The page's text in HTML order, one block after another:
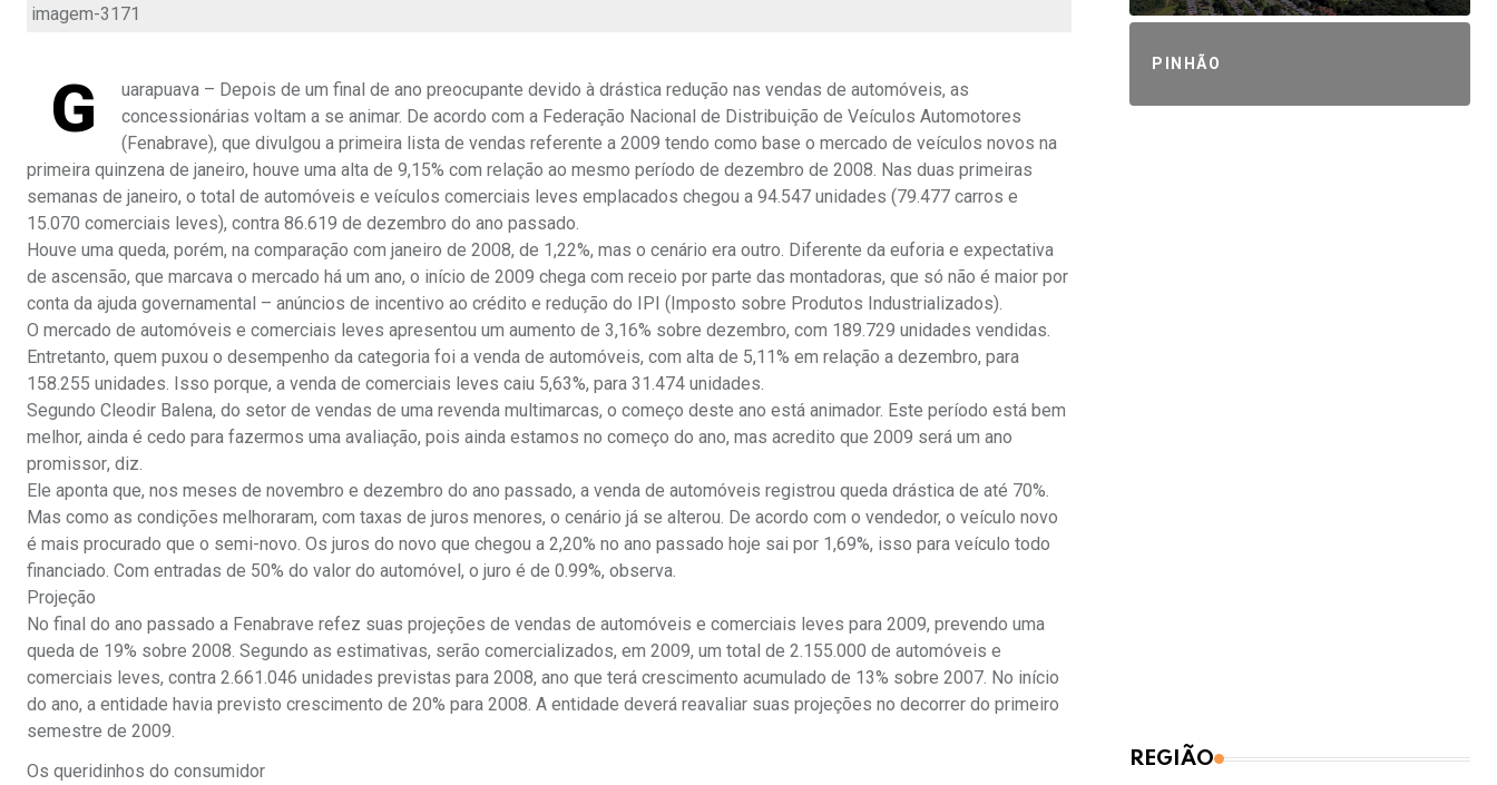
imagem-3171
G
uarapuava – Depois de um final de ano preocupante devido à drástica redução nas vendas de automóveis, as
concessionárias voltam a se animar. De acordo com a Federação Nacional de Distribuição de Veículos Automotores
(Fenabrave), que divulgou a primeira lista de vendas referente a 2009 tendo como base o mercado de veículos novos na
primeira quinzena de janeiro, houve uma alta de 9,15% com relação ao mesmo período de dezembro de 2008. Nas duas primeiras
semanas de janeiro, o total de automóveis e veículos comerciais leves emplacados chegou a 94.547 unidades (79.477 carros e
15.070 comerciais leves), contra 86.619 de dezembro do ano passado.
Houve uma queda, porém, na comparação com janeiro de 2008, de 1,22%, mas o cenário era outro. Diferente da euforia e expectativa
de ascensão, que marcava o mercado há um ano, o início de 2009 chega com receio por parte das montadoras, que só não é maior por
conta da ajuda governamental – anúncios de incentivo ao crédito e redução do IPI (Imposto sobre Produtos Industrializados).
O mercado de automóveis e comerciais leves apresentou um aumento de 3,16% sobre dezembro, com 189.729 unidades vendidas.
Entretanto, quem puxou o desempenho da categoria foi a venda de automóveis, com alta de 5,11% em relação a dezembro, para
158.255 unidades. Isso porque, a venda de comerciais leves caiu 5,63%, para 31.474 unidades.
Segundo Cleodir Balena, do setor de vendas de uma revenda multimarcas, o começo deste ano está animador. Este período está bem
melhor, ainda é cedo para fazermos uma avaliação, pois ainda estamos no começo do ano, mas acredito que 2009 será um ano
promissor, diz.
Ele aponta que, nos meses de novembro e dezembro do ano passado, a venda de automóveis registrou queda drástica de até 70%.
Mas como as condições melhoraram, com taxas de juros menores, o cenário já se alterou. De acordo com o vendedor, o veículo novo
é mais procurado que o semi-novo. Os juros do novo que chegou a 2,20% no ano passado hoje sai por 1,69%, isso para veículo todo
financiado. Com entradas de 50% do valor do automóvel, o juro é de 0.99%, observa.
Projeção
No final do ano passado a Fenabrave refez suas projeções de vendas de automóveis e comerciais leves para 2009, prevendo uma
queda de 19% sobre 2008. Segundo as estimativas, serão comercializados, em 2009, um total de 2.155.000 de automóveis e
comerciais leves, contra 2.661.046 unidades previstas para 2008, ano que terá crescimento acumulado de 13% sobre 2007. No início
do ano, a entidade havia previsto crescimento de 20% para 2008. A entidade deverá reavaliar suas projeções no decorrer do primeiro
semestre de 2009.
Os queridinhos do consumidor
PINHÃO
REGIÃO